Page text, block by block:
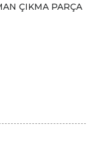
ÇIKMA PARÇA